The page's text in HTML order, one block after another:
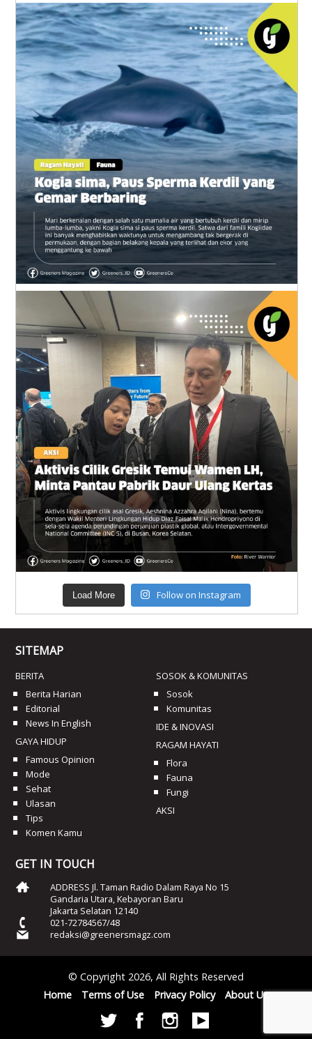
Load More Follow on Instagram
SITEMAP
BERITA
Berita Harian
Editorial
News In English
GAYA HIDUP
Famous Opinion
Mode
Sehat
Ulasan
Tips
Komen Kamu
SOSOK & KOMUNITAS
Sosok
Komunitas
IDE & INOVASI
RAGAM HAYATI
Flora
Fauna
Fungi
AKSI
GET IN TOUCH
ADDRESS Jl. Taman Radio Dalam Raya No 15
Gandaria Utara, Kebayoran Baru
Jakarta Selatan 12140
021-72784567/48
redaksi@greenersmagz.com
© Copyright 2026, All Rights Reserved
Home
Terms of Use Privacy Policy About Us